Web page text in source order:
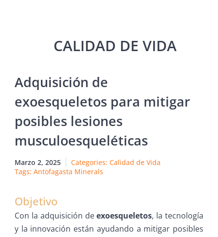
Adquisición de
exoesqueletos para mitigar
posibles lesiones
musculoesqueléticas
Marzo 2, 2025 Categories: Calidad de Vida
Tags: Antofagasta Minerals
Objetivo
Con la adquisición deexoesqueletos, la tecnología
y la innovación están ayudando a mitigar posibles